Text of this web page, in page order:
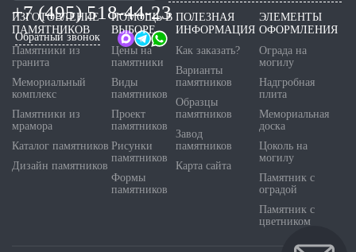
+7 (495) 518-44-23
Обратный звонок
ИЗГОТОВЛЕНИЕ
ПАМЯТНИКОВ
Памятники из
гранита
Мемориальный
комплекс
Памятники из
мрамора
Каталог памятников
Дизайн памятников
ПОМОЩЬ В
ВЫБОРЕ
Цены на
памятники
Виды
памятников
Проект
памятников
Рисунки
памятников
Формы
памятников
ПОЛЕЗНАЯ
ИНФОРМАЦИЯ
Как заказать?
Варианты
памятников
Образцы
памятников
Завод
памятников
Карта сайта
ЭЛЕМЕНТЫ
ОФОРМЛЕНИЯ
Ограда на
могилу
Надгробная
плита
Мемориальная
доска
Цоколь на
могилу
Памятник с
оградой
Памятник с
цветником